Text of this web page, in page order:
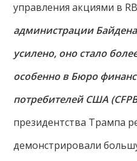
управления акциями в
администрации
усилено, оно стало
особенно в Бюро
потребителей США
президентства Трампа
демонстрировали